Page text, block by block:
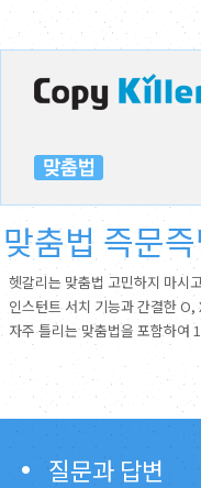
맞춤법 즉문
헷갈리는 맞춤법 고민하지 마시
인스턴트 서치 기능과 간결한
자주 틀리는 맞춤법을 포함하여
질문과 답변